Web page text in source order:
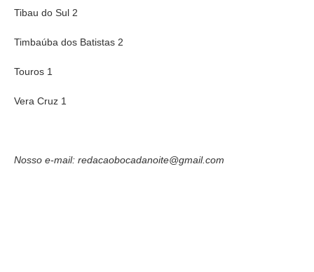
Tibau do Sul 2
Timbaúba dos Batistas 2
Touros 1
Vera Cruz 1
Nosso e-mail: redacaobocadanoite@gmail.com